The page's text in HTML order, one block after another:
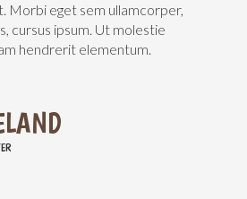
Morbi eget sem ullamcorper,
cursus ipsum. Ut molestie
hendrerit elementum.
LAND